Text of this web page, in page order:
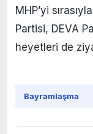
MHP’yi
Partisi, DEVA
heyetleri de
Bayramlaşma